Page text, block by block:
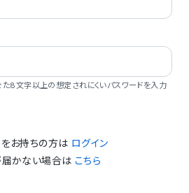
8文字以上の想定されにくいパスワードを入力
お持ちの方は ログイン
届かない場合は こちら